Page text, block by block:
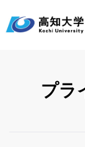
プラ